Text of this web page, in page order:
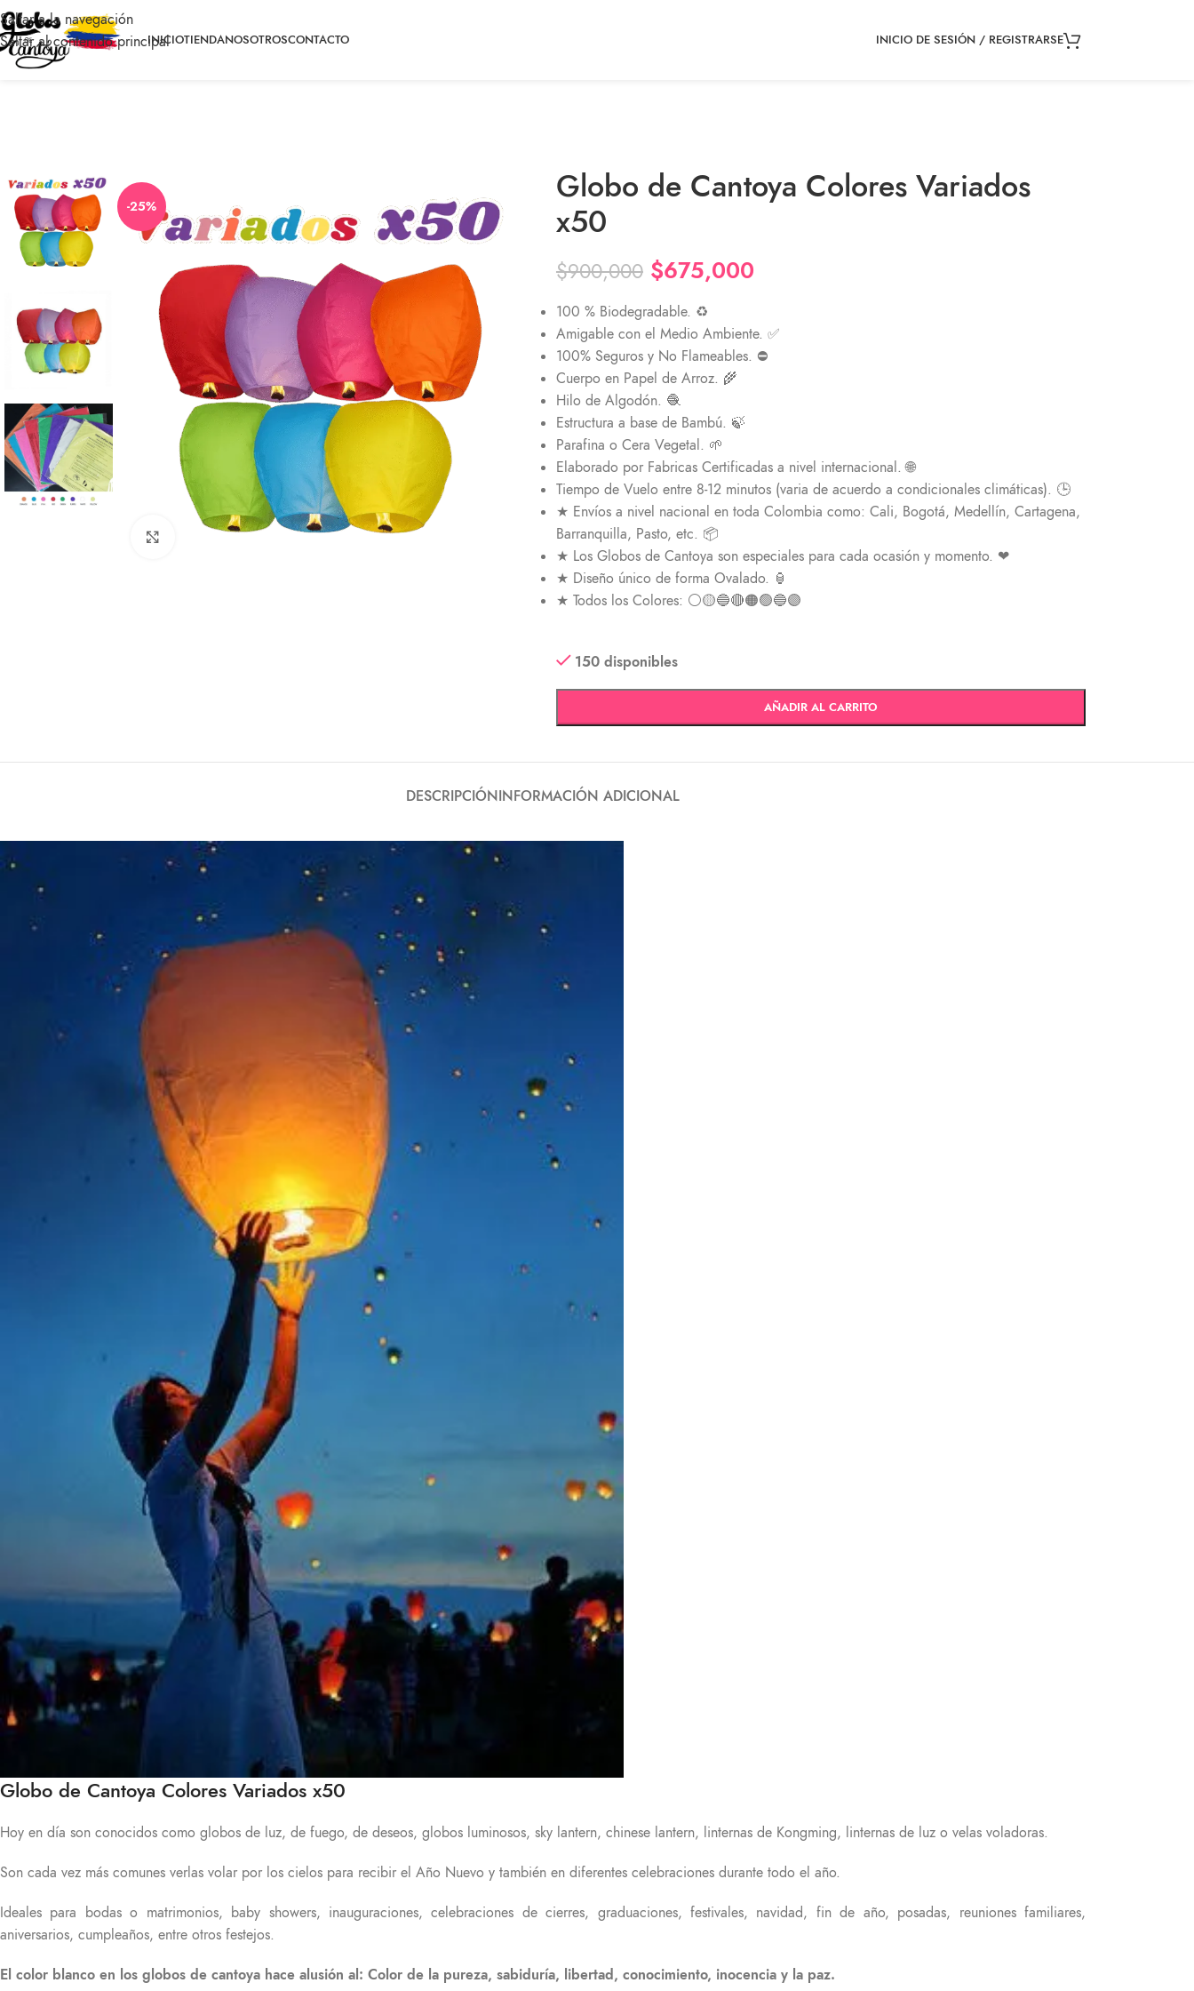
Saltar a la navegación
Saltar al contenido principal
INICIOTIENDANOSOTROSCONTACTO INICIO DE SESIÓN / REGISTRARSE
-25%
Haga Click para agrandar
Globo de Cantoya Colores Variados
x50
$900,000 $675,000
100 % Biodegradable. ♻
Amigable con el Medio Ambiente. ✅
100% Seguros y No Flameables. ⛔
Cuerpo en Papel de Arroz. 🌾
Hilo de Algodón. 🧶
Estructura a base de Bambú. 🍃
Parafina o Cera Vegetal. 🌱
Elaborado por Fabricas Certificadas a nivel internacional. 🌐
Tiempo de Vuelo entre 8-12 minutos (varia de acuerdo a condicionales climáticas). 🕒
★ Envíos a nivel nacional en toda Colombia como: Cali, Bogotá, Medellín, Cartagena,
Barranquilla, Pasto, etc. 📦
★ Los Globos de Cantoya son especiales para cada ocasión y momento. ❤
★ Diseño único de forma Ovalado. 🏮
★ Todos los Colores: ⚪🟡🔵🔴🟠🟢🔵🟣
150 disponibles
AÑADIR AL CARRITO
DESCRIPCIÓNINFORMACIÓN ADICIONAL
Globo de Cantoya Colores Variados x50
Hoy en día son conocidos como globos de luz, de fuego, de deseos, globos luminosos, sky lantern, chinese lantern, linternas de Kongming, linternas de luz o velas voladoras.
Son cada vez más comunes verlas volar por los cielos para recibir el Año Nuevo y también en diferentes celebraciones durante todo el año.
Ideales para bodas o matrimonios, baby showers, inauguraciones, celebraciones de cierres, graduaciones, festivales, navidad, fin de año, posadas, reuniones familiares,
aniversarios, cumpleaños, entre otros festejos.
El color blanco en los globos de cantoya hace alusión al: Color de la pureza, sabiduría, libertad, conocimiento, inocencia y la paz.